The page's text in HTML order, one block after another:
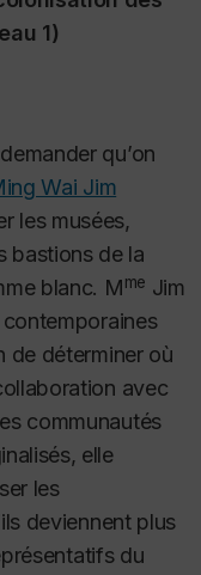
1)
qu’on
Wai Jim
les musées,
bastions de la
blanc. Mme Jim
de déterminer où
avec
communautés
elle
les
deviennent plus
du